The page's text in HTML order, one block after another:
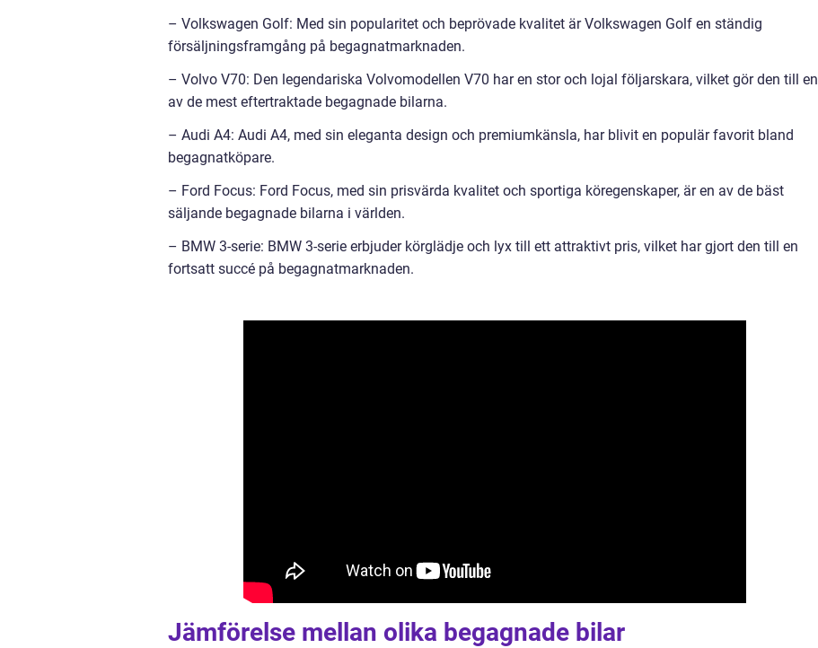
– Volkswagen Golf: Med sin popularitet och beprövade kvalitet är Volkswagen Golf en ständig
försäljningsframgång på begagnatmarknaden.
– Volvo V70: Den legendariska Volvomodellen V70 har en stor och lojal följarskara, vilket gör den till en
av de mest eftertraktade begagnade bilarna.
– Audi A4: Audi A4, med sin eleganta design och premiumkänsla, har blivit en populär favorit bland
begagnatköpare.
– Ford Focus: Ford Focus, med sin prisvärda kvalitet och sportiga köregenskaper, är en av de bäst
säljande begagnade bilarna i världen.
– BMW 3-serie: BMW 3-serie erbjuder körglädje och lyx till ett attraktivt pris, vilket har gjort den till en
fortsatt succé på begagnatmarknaden.
Jämförelse mellan olika begagnade bilar